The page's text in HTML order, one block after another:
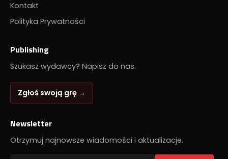
Kontakt
Polityka Prywatności
Publishing
Szukasz wydawcy? Napisz do nas.
Zgłoś swoją grę →
Newsletter
Otrzymuj najnowsze wiadomości i aktualizacje.